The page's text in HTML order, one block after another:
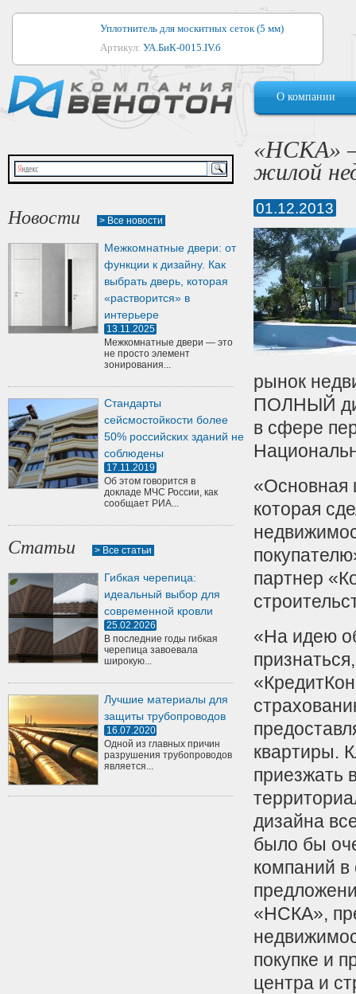
Уплотнитель для москитных сеток (5 мм)
Артикул: УА.БиК-0015.IV.б
Уплотнитель для алюминиевых окон
Артикул:1044
Уплотнитель для деревянных окон
Артикул:УМ.БиК-0062.IV.б
Уплотнитель лоджиевый для (4, 5, 6 мм)
Уплотнитель для деревянных дверей
Артикул:
О компании
Новости > Все новости
Межкомнатные двери: от
функции к дизайну. Как
выбрать дверь, которая
«растворится» в
интерьере
13.11.2025
Межкомнатные двери — это
не просто элемент
зонирования...
Стандарты
сейсмостойкости более
50% российских зданий не
соблюдены
17.11.2019
Об этом говорится в
докладе МЧС России, как
сообщает РИА...
Статьи > Все статьи
Гибкая черепица:
идеальный выбор для
современной кровли
25.02.2026
В последние годы гибкая
черепица завоевала
широкую...
Лучшие материалы для
защиты трубопроводов
16.07.2020
Одной из главных причин
разрушения трубопроводов
является...
«НСКА» —
жилой
01.12.2013
рынок
ПОЛНЫЙ
в сфере
«Основная
которая
партнер
«На идею
квартиры.
приезжать
дизайна
было бы
компаний
«НСКА»,
покупке и
центра и